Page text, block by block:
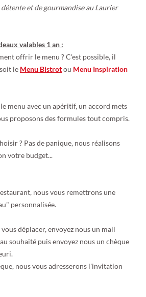
détente et de gourmandise au Laurier
valables 1 an :
offrir le menu ? C'est possible, il
le Menu Bistrotou Menu Inspiration
menu avec un apéritif, un accord mets
proposons des formules tout compris.
? Pas de panique, nous réalisons
votre budget...
nous vous remettrons une
personnalisée.
déplacer, envoyez nous un mail
souhaité puis envoyez nous un chèque
nous vous adresserons l'invitation